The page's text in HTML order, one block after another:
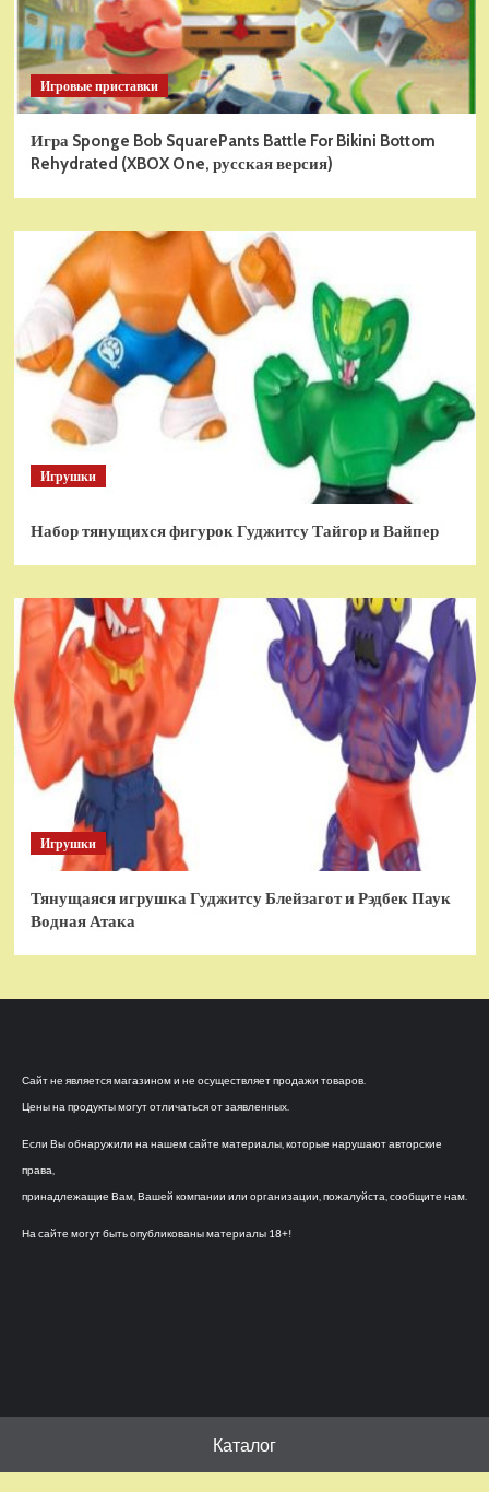
Игровые приставки
Игра Sponge Bob SquarePants Battle For Bikini Bottom
Rehydrated (XBOX One, русская версия)
Игрушки
Набор тянущихся фигурок Гуджитсу Тайгор и Вайпер
Игрушки
Тянущаяся игрушка Гуджитсу Блейзагот и Рэдбек Паук
Водная Атака
Сайт не является магазином и не осуществляет продажи товаров.
Цены на продукты могут отличаться от заявленных.
Если Вы обнаружили на нашем сайте материалы, которые нарушают авторские
права,
принадлежащие Вам, Вашей компании или организации, пожалуйста, сообщите нам.
На сайте могут быть опубликованы материалы 18+!
Каталог